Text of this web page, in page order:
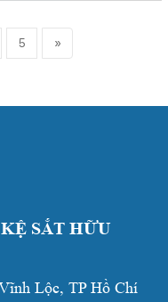
5 »
SẮT HỮU
Lộc, TP Hồ Chí